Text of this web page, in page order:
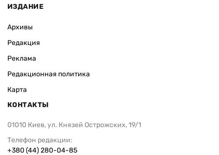
ИЗДАНИЕ
Архивы
Редакция
Реклама
Редакционная политика
Карта
КОНТАКТЫ
01010 Киев, ул. Князей Острожских, 19/1
Телефон редакции:
+380 (44) 280-04-85